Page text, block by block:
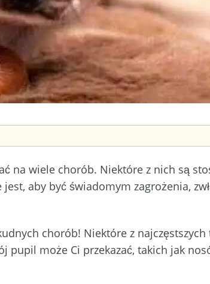
na wiele chorób. Niektóre z nich są
aby być świadomym zagrożenia,
chorób! Niektóre z najczęstszych
może Ci przekazać, takich jak